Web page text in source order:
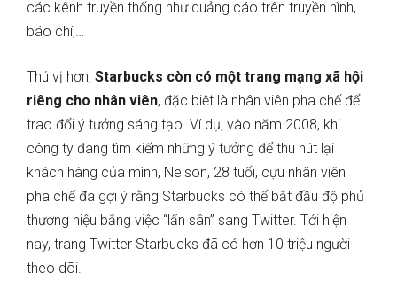
các kênh truyền thống như quảng cáo trên truyền hình,
báo chí,…
Thú vị hơn, Starbucks còn có một trang mạng xã hội
riêng cho nhân viên, đặc biệt là nhân viên pha chế để
trao đổi ý tưởng sáng tạo. Ví dụ, vào năm 2008, khi
công ty đang tìm kiếm những ý tưởng để thu hút lại
khách hàng của mình, Nelson, 28 tuổi, cựu nhân viên
pha chế đã gợi ý rằng Starbucks có thể bắt đầu độ phủ
thương hiệu bằng việc “lấn sân” sang Twitter. Tới hiện
nay, trang Twitter Starbucks đã có hơn 10 triệu người
theo dõi.